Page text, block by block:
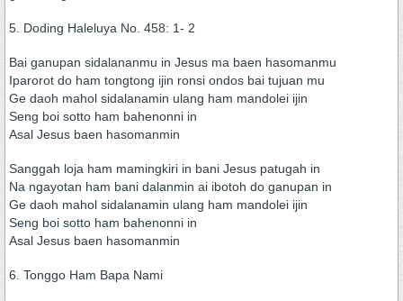
5. Doding Haleluya No. 458: 1- 2
Bai ganupan sidalananmu in Jesus ma baen hasomanmu
Iparorot do ham tongtong ijin ronsi ondos bai tujuan mu
Ge daoh mahol sidalanamin ulang ham mandolei ijin
Seng boi sotto ham bahenonni in
Asal Jesus baen hasomanmin
Sanggah loja ham mamingkiri in bani Jesus patugah in
Na ngayotan ham bani dalanmin ai ibotoh do ganupan in
Ge daoh mahol sidalanamin ulang ham mandolei ijin
Seng boi sotto ham bahenonni in
Asal Jesus baen hasomanmin
6. Tonggo Ham Bapa Nami